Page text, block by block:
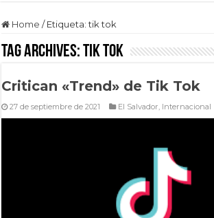
Home / Etiqueta:tik tok
Tag Archives:tik tok
Critican «Trend» de Tik Tok
27 de septiembre de 2021 El Salvador, Internacional